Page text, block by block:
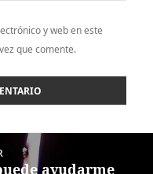
y web en este
que comente.
ayudarme